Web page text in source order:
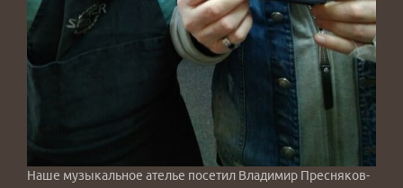
Наше музыкальное ателье посетил Владимир Пресняков-